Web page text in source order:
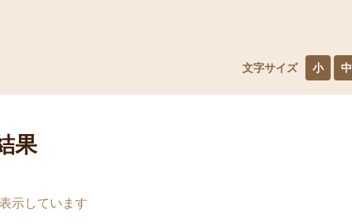
文字サイズ 小 中
果
示しています